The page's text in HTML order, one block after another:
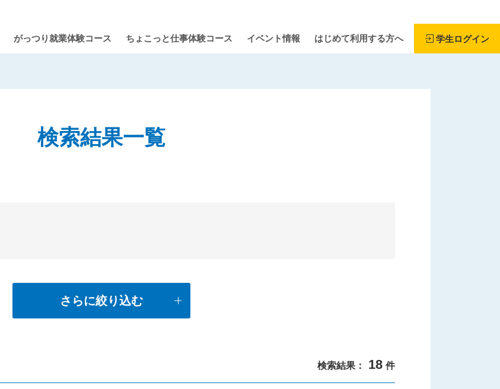
がっつり就業体験コース ちょこっと仕事体験コース イベント情報 はじめて利用する方へ 学生ログイン
検索結果一覧
さらに絞り込む
検索結果： 18 件